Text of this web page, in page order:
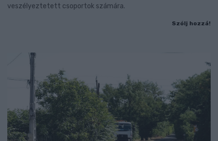
veszélyeztetett csoportok számára.
Szólj hozzá!